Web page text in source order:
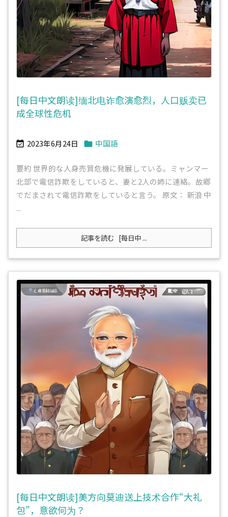
[每日中文朗读]缅北电诈愈演愈烈，人口贩卖已
成全球性危机
 2023年6月24日  中国語
要約 世界的な人身売買危機に発展している。ミャンマー
北部で電信詐欺をしていると、妻と2人の姉に連絡。故郷
でだまされて電信詐欺をしていると言う。 原文： 新浪 中
...
記事を読む [每日中 ...
[每日中文朗读]美方向莫迪送上技术合作“大礼
包”，意欲何为？